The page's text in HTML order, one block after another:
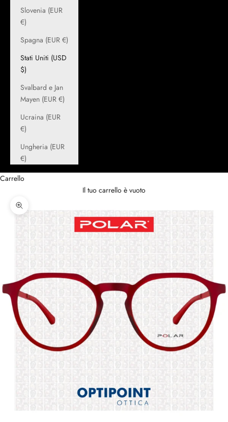
Slovenia (EUR
€)
Spagna (EUR €)
Stati Uniti (USD
$)
Svalbard e Jan
Mayen (EUR €)
Ucraina (EUR
€)
Ungheria (EUR
€)
Carrello
Il tuo carrello è vuoto
Ingrandisci immagine